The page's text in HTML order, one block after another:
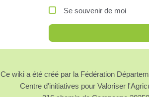
Se souvenir de moi
Ce wiki a été créé par la Fédération
Centre d'initiatives pour Valoriser